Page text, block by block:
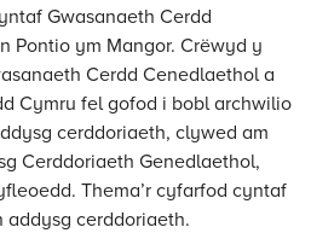
Gwasanaeth Cerdd
Pontio ym Mangor. Crëwyd y
Cerdd Cenedlaethol a
Cymru fel gofod i bobl archwilio
cerddoriaeth, clywed am
Cerddoriaeth Genedlaethol,
Thema’r cyfarfod cyntaf
cerddoriaeth.